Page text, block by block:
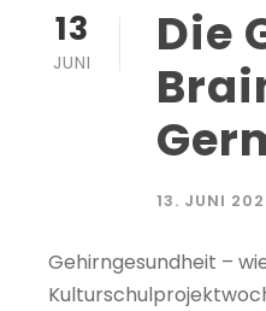
13
JUNI
Die
13. JUNI
Gehirngesundheit –